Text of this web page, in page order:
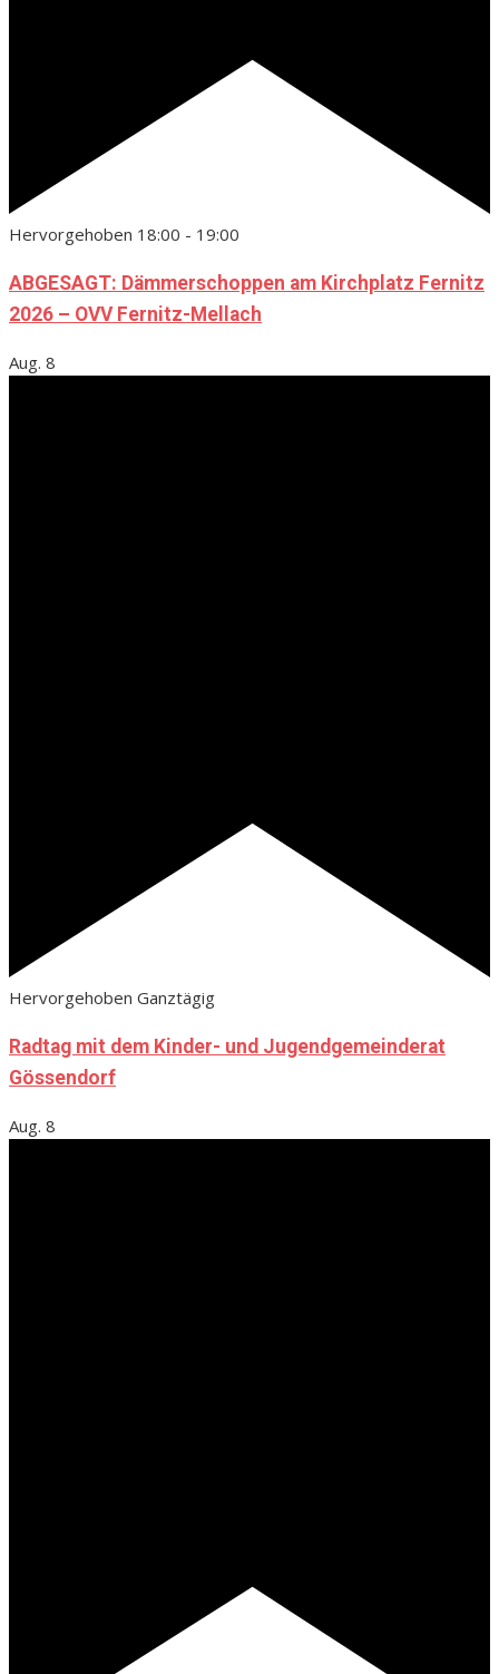
Hervorgehoben 18:00 - 19:00
ABGESAGT: Dämmerschoppen am Kirchplatz Fernitz
2026 – OVV Fernitz-Mellach
Aug. 8
Hervorgehoben Ganztägig
Radtag mit dem Kinder- und Jugendgemeinderat
Gössendorf
Aug. 8